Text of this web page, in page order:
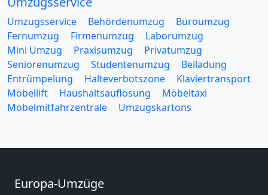
Umzugsservice Behördenumzug
Büroumzug
Fernumzug
Firmenumzug
Laborumzug
Mini Umzug
Praxisumzug
Privatumzug
Seniorenumzug
Studentenumzug
Beiladung
Entrümpelung
Halteverbotszone
Klaviertransport
Möbellift
Haushaltsauflösung
Möbeltaxi
Möbelmitfahrzentrale
Umzugskartons
Europa-Umzüge